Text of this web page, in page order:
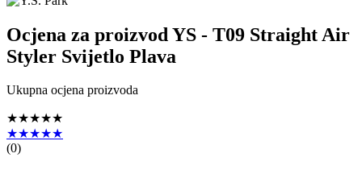
Ocjena za proizvod YS - T09 Straight Air
Styler Svijetlo Plava
Ukupna ocjena proizvoda
★★★★★
★★★★★
(0)